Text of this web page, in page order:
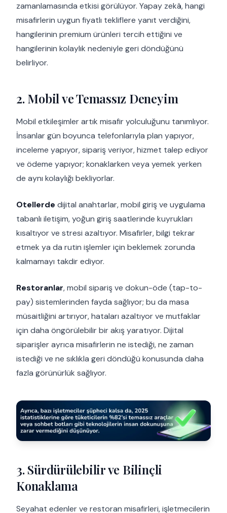
zamanlamasında etkisi görülüyor. Yapay zekâ, hangi
misafirlerin uygun fiyatlı tekliflere yanıt verdiğini,
hangilerinin premium ürünleri tercih ettiğini ve
hangilerinin kolaylık nedeniyle geri döndüğünü
belirliyor.
2. Mobil ve Temassız Deneyim
Mobil etkileşimler artık misafir yolculuğunu tanımlıyor.
İnsanlar gün boyunca telefonlarıyla plan yapıyor,
inceleme yapıyor, sipariş veriyor, hizmet talep ediyor
ve ödeme yapıyor; konaklarken veya yemek yerken
de aynı kolaylığı bekliyorlar.
Otellerde dijital anahtarlar, mobil giriş ve uygulama
tabanlı iletişim, yoğun giriş saatlerinde kuyrukları
kısaltıyor ve stresi azaltıyor. Misafirler, bilgi tekrar
etmek ya da rutin işlemler için beklemek zorunda
kalmamayı takdir ediyor.
Restoranlar, mobil sipariş ve dokun-öde (tap-to-
pay) sistemlerinden fayda sağlıyor; bu da masa
müsaitliğini artırıyor, hataları azaltıyor ve mutfaklar
için daha öngörülebilir bir akış yaratıyor. Dijital
siparişler ayrıca misafirlerin ne istediği, ne zaman
istediği ve ne sıklıkla geri döndüğü konusunda daha
fazla görünürlük sağlıyor.
3. Sürdürülebilir ve Bilinçli
Konaklama
Seyahat edenler ve restoran misafirleri, işletmecilerin